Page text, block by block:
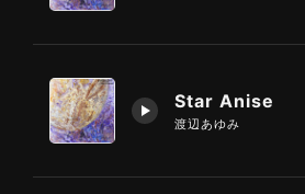
Star Anise
渡辺あゆみ